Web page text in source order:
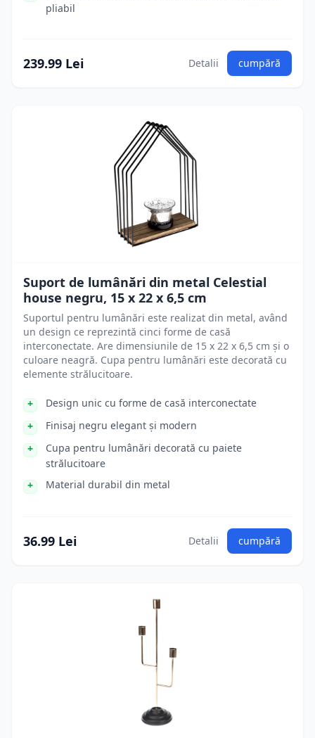
pliabil
239.99 Lei Detalii cumpără
Suport de lumânări din metal Celestial
house negru, 15 x 22 x 6,5 cm
Suportul pentru lumânări este realizat din metal, având
un design ce reprezintă cinci forme de casă
interconectate. Are dimensiunile de 15 x 22 x 6,5 cm și o
culoare neagră. Cupa pentru lumânări este decorată cu
elemente strălucitoare.
Design unic cu forme de casă interconectate
Finisaj negru elegant și modern
Cupa pentru lumânări decorată cu paiete
strălucitoare
Material durabil din metal
36.99 Lei Detalii cumpără